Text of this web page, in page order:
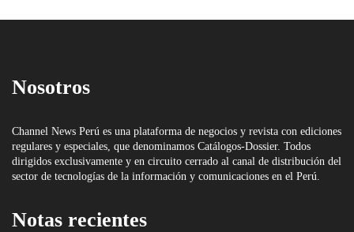
Nosotros
Channel News Perú es una plataforma de negocios y revista con ediciones
regulares y especiales, que denominamos Catálogos-Dossier. Todos
dirigidos exclusivamente y en circuito cerrado al canal de distribución del
sector de tecnologías de la información y comunicaciones en el Perú.
Notas recientes